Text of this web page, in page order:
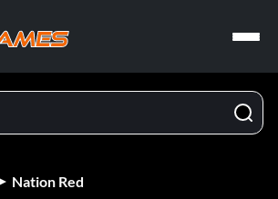
Nation Red